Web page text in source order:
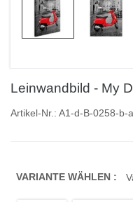
Leinwandbild - My
Artikel-Nr.: A1-d-B-0258-b-
VARIANTE WÄHLEN :